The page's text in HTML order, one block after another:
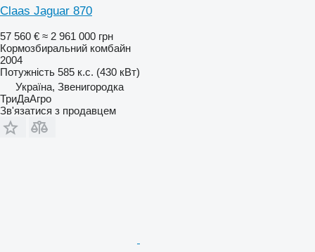
Claas Jaguar 870
57 560 € ≈ 2 961 000 грн
Кормозбиральний комбайн
2004
Потужність 585 к.с. (430 кВт)
Україна, Звенигородка
ТриДаАгро
Зв'язатися з продавцем